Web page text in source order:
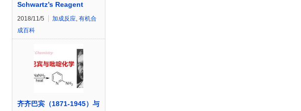
Schwartz’s Reagent
2018/11/5 加成反应, 有机合
成百科
齐齐巴宾（1871-1945）与